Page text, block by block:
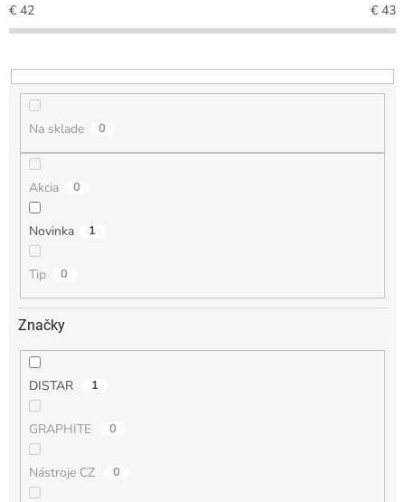
u
k
o
€ 42 € 43
Na sklade 0
Akcia 0
Novinka 1
Tip 0
Značky
DISTAR 1
GRAPHITE 0
Nástroje CZ 0